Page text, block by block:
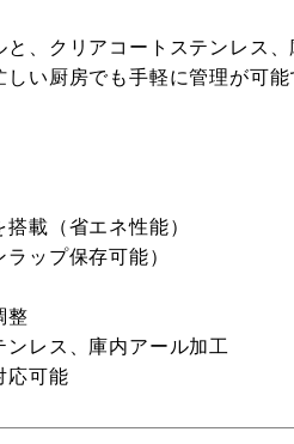
、クリアコートステンレス
い厨房でも手軽に管理が可能
載（省エネ性能）
ップ保存可能）
整
ンレス、庫内アール加工
応可能